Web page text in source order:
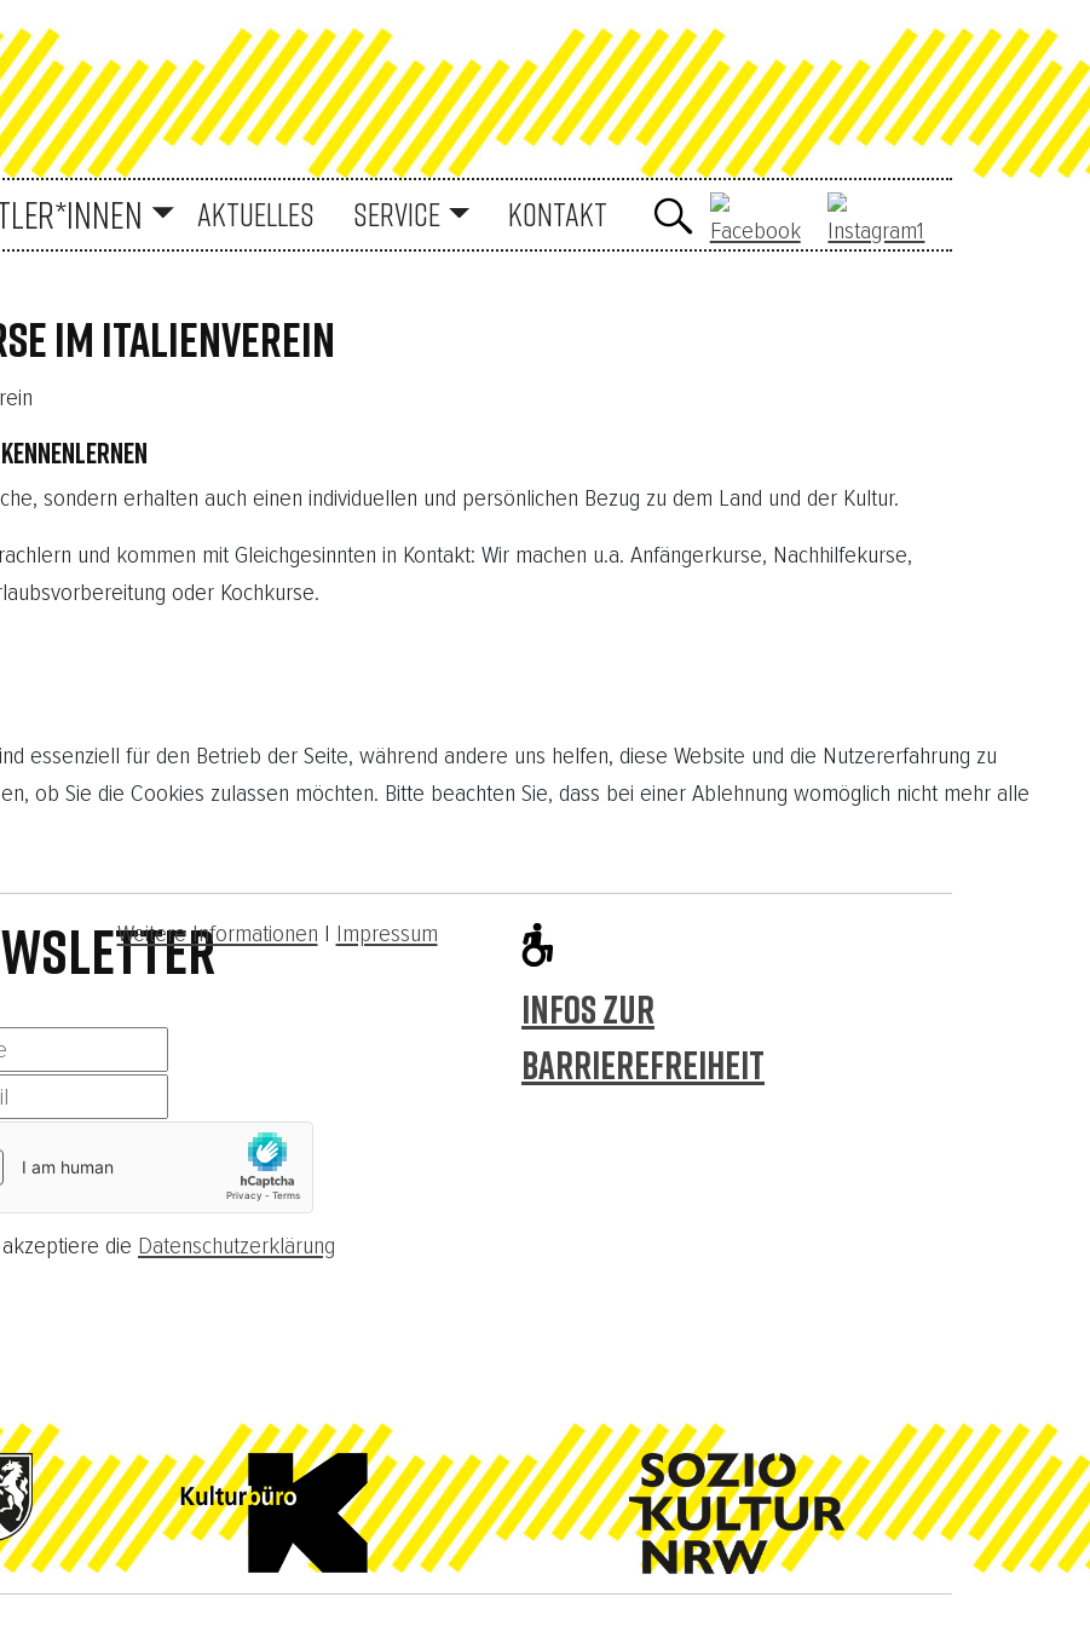
AKTUELLES SERVICE KONTAKT
IM ITALIENVEREIN
sondern erhalten auch einen individuellen und persönlichen Bezug zu dem Land und der Kultur.
und kommen mit Gleichgesinnten in Kontakt: Wir machen u.a. Anfängerkurse, Nachhilfekurse,
oder Kochkurse.
die Datenschutzerklärung
INFOS ZUR
BARRIEREFREIHEIT
essenziell für den Betrieb der Seite, während andere uns helfen, diese Website und die Nutzererfahrung zu
ob Sie die Cookies zulassen möchten. Bitte beachten Sie, dass bei einer Ablehnung womöglich nicht mehr alle
Weitere Informationen | Impressum